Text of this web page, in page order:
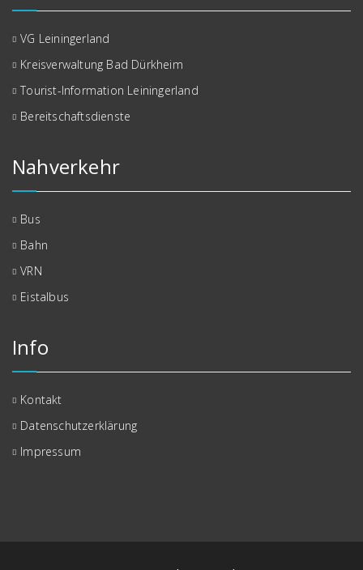
VG Leiningerland
Kreisverwaltung Bad Dürkheim
Tourist-Information Leiningerland
Bereitschaftsdienste
Nahverkehr
Bus
Bahn
VRN
Eistalbus
Info
Kontakt
Datenschutzerklärung
Impressum